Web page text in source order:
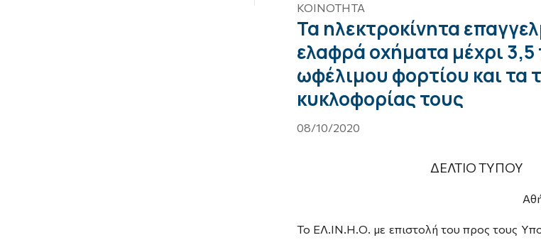
ΚΟΙΝΟΤΗΤΑ
Τα ηλεκτροκίνητα
ελαφρά οχήματα μέχρι 3,5
ωφέλιμου φορτίου και τα
κυκλοφορίας τους
08/10/2020
ΔΕΛΤΙΟ ΤΥΠΟΥ
Το ΕΛ.ΙΝ.Η.Ο. με επιστολή του προς τους